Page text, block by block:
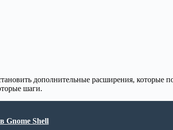
дополнительные расширения,
шаги.
Gnome Shell